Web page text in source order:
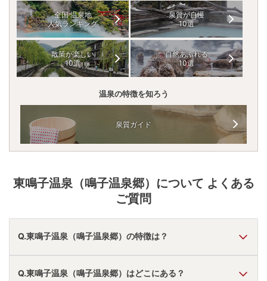
全国 温泉地
人気ランキング
泉質が自慢
10選
散策が楽しい
10選
自然あふれる
10選
温泉の特徴を知ろう
泉質ガイド
東鳴子温泉（鳴子温泉郷） について よくある
ご質問
Q.東鳴子温泉（鳴子温泉郷）の特徴は？
A. 温泉・お湯の特徴は とろとろ・さらさら しており、温泉地
Q.東鳴子温泉（鳴子温泉郷）はどこにある？